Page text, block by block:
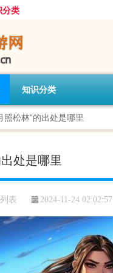
分类
知识分类
照松林”的出处是哪里
处是哪里
表 2024-11-24 02:02:57